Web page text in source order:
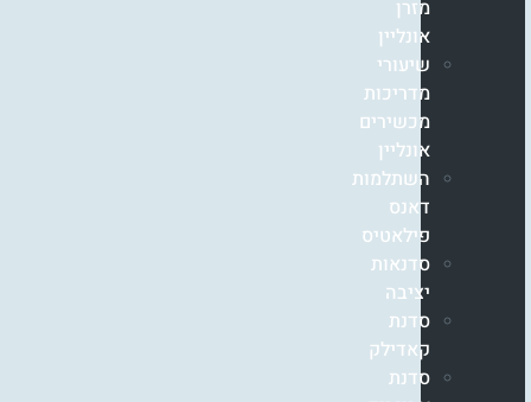
מזרן
אונליין
שיעורי
מדריכות
מכשירים
אונליין
השתלמות
דאנס
פילאטיס
סדנאות
יציבה
סדנת
קאדילק
סדנת